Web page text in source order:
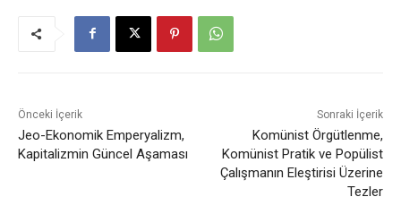
Önceki İçerik
Jeo-Ekonomik Emperyalizm,
Kapitalizmin Güncel Aşaması
Sonraki İçerik
Komünist Örgütlenme,
Komünist Pratik ve Popülist
Çalışmanın Eleştirisi Üzerine
Tezler